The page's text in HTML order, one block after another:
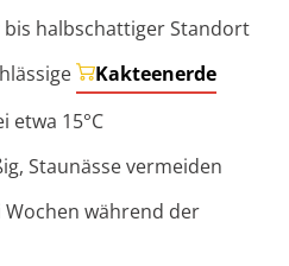
bis halbschattiger Standort
Kakteenerde
etwa 15°C
Staunässe vermeiden
Wochen während der